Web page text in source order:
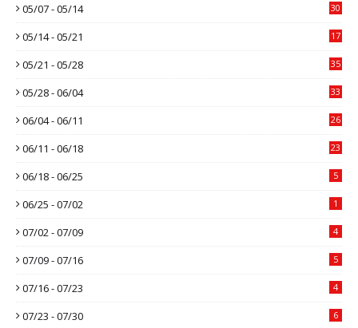
05/07 - 05/14 30
05/14 - 05/21 17
05/21 - 05/28 35
05/28 - 06/04 33
06/04 - 06/11 26
06/11 - 06/18 23
06/18 - 06/25 5
06/25 - 07/02 1
07/02 - 07/09 4
07/09 - 07/16 5
07/16 - 07/23 4
07/23 - 07/30 6